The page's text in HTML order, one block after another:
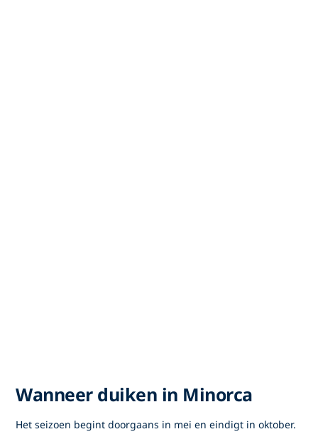
Wanneer duiken in Minorca
Het seizoen begint doorgaans in mei en eindigt in oktober.